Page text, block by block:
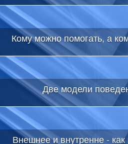
Кому можно помогать, а
Две модели
Внешнее и внутренне -